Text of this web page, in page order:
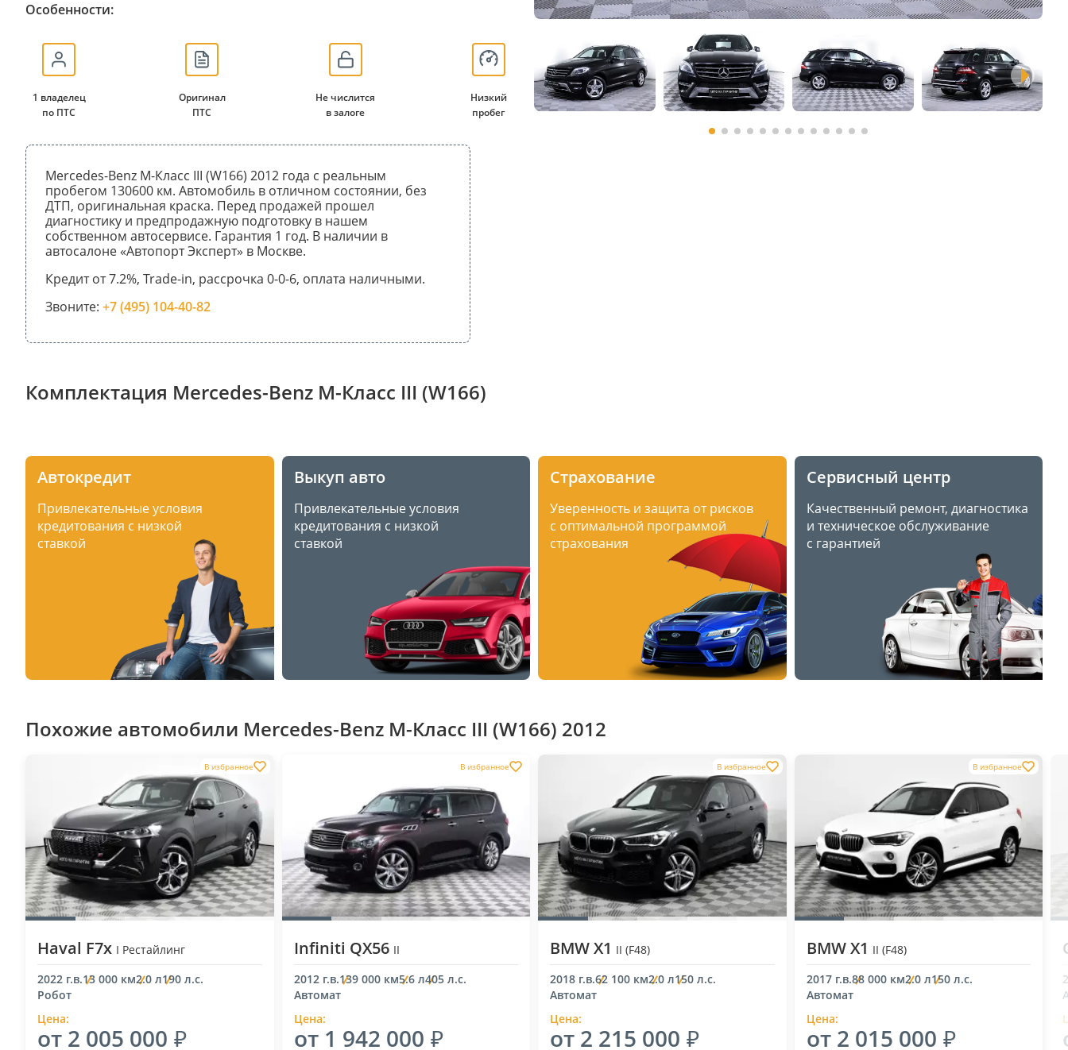
Особенности:
1 владелец
по ПТС
Оригинал
ПТС
Не числится
в залоге
Низкий
пробег
Mercedes-Benz M-Класс III (W166) 2012 года с реальным
пробегом 130600 км. Автомобиль в отличном состоянии, без
ДТП, оригинальная краска. Перед продажей прошел
диагностику и предпродажную подготовку в нашем
собственном автосервисе. Гарантия 1 год. В наличии в
автосалоне «Автопорт Эксперт» в Москве.
Кредит от 7.2%, Trade-in, рассрочка 0-0-6, оплата наличными.
Звоните: +7 (495) 104-40-82
Комплектация Mercedes-Benz M-Класс III (W166)
Автокредит
Привлекательные условия
кредитования с низкой
ставкой
Выкуп авто
Привлекательные условия
кредитования с низкой
ставкой
Страхование
Уверенность и защита от рисков
с оптимальной программой
страхования
Сервисный центр
Качественный ремонт, диагностика
и техническое обслуживание
с гарантией
Похожие автомобили Mercedes-Benz M-Класс III (W166) 2012
В избранное
Haval F7x I Рестайлинг
2022 г.в.13 000 км2.0 л190 л.с.
Робот
Цена:
от 2 005 000
В избранное
Infiniti QX56 II
2012 г.в.139 000 км5.6 л405 л.с.
Автомат
Цена:
от 1 942 000
В избранное
BMW X1 II (F48)
2018 г.в.62 100 км2.0 л150 л.с.
Автомат
Цена:
от 2 215 000
В избранное
BMW X1 II (F48)
2017 г.в.88 000 км2.0 л150 л.с.
Автомат
Цена:
от 2 015 000